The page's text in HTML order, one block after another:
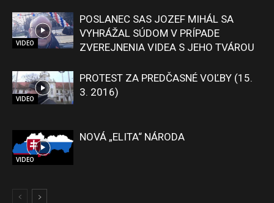
VIDEO
POSLANEC SAS JOZEF MIHÁL SA
VYHRÁŽAL SÚDOM V PRÍPADE
ZVEREJNENIA VIDEA S JEHO TVÁROU
VIDEO
PROTEST ZA PREDČASNÉ VOĽBY (15.
3. 2016)
VIDEO
NOVÁ „ELITA“ NÁRODA